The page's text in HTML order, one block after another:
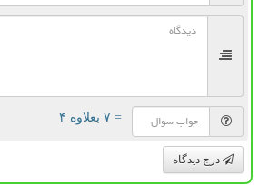
= ۷ بعلاوه ۴
درج دیدگاه